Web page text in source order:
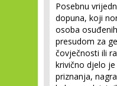
Posebnu
dopuna, koji
osoba
presudom za
čovječnosti ili
krivično djelo
priznanja,